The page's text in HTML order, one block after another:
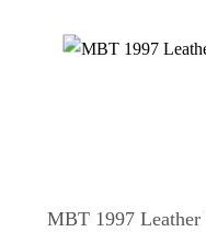
MBT 1997